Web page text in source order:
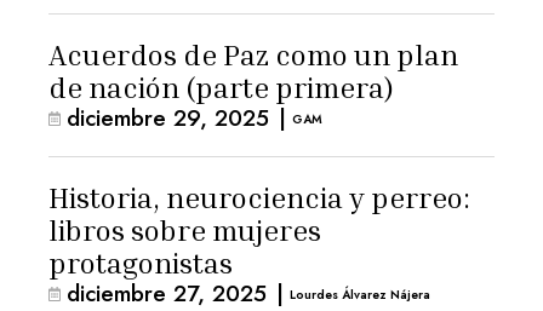
Acuerdos de Paz como un plan
de nación (parte primera)
diciembre 29, 2025 | GAM
Historia, neurociencia y perreo:
libros sobre mujeres
protagonistas
diciembre 27, 2025 | Lourdes Álvarez Nájera